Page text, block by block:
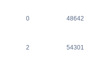
0 48642
2 54301